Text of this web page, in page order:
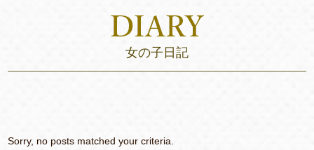
女の子日記
Sorry, no posts matched your criteria.